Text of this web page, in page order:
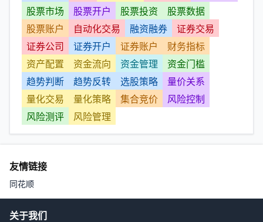
股票市场
股票开户 股票投资
股票数据
股票账户
自动化交易 融资融券
证券交易
证券公司
证券开户 证券账户
财务指标
资产配置
资金流向 资金管理
资金门槛
趋势判断
趋势反转 选股策略
量价关系
量化交易
量化策略 集合竞价
风险控制
风险测评
风险管理
友情链接
同花顺
关于我们